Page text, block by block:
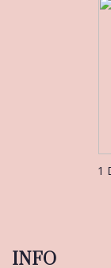
1
INFO